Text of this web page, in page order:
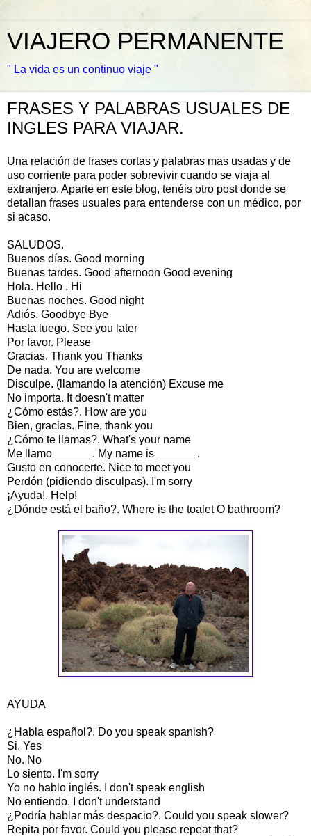
VIAJERO PERMANENTE
" La vida es un continuo viaje "
FRASES Y PALABRAS USUALES DE
INGLES PARA VIAJAR.
Una relación de frases cortas y palabras mas usadas y de
uso corriente para poder sobrevivir cuando se viaja al
extranjero. Aparte en este blog, tenéis otro post donde se
detallan frases usuales para entenderse con un médico, por
si acaso.
SALUDOS.
Buenos días. Good morning
Buenas tardes. Good afternoon Good evening
Hola. Hello . Hi
Buenas noches. Good night
Adiós. Goodbye Bye
Hasta luego. See you later
Por favor. Please
Gracias. Thank you Thanks
De nada. You are welcome
Disculpe. (llamando la atención) Excuse me
No importa. It doesn't matter
¿Cómo estás?. How are you
Bien, gracias. Fine, thank you
¿Cómo te llamas?. What's your name
Me llamo ______. My name is ______ .
Gusto en conocerte. Nice to meet you
Perdón (pidiendo disculpas). I'm sorry
¡Ayuda!. Help!
¿Dónde está el baño?. Where is the toalet O bathroom?
AYUDA
¿Habla español?. Do you speak spanish?
Si. Yes
No. No
Lo siento. I'm sorry
Yo no hablo inglés. I don't speak english
No entiendo. I don't understand
¿Podría hablar más despacio?. Could you speak slower?
Repita por favor. Could you please repeat that?